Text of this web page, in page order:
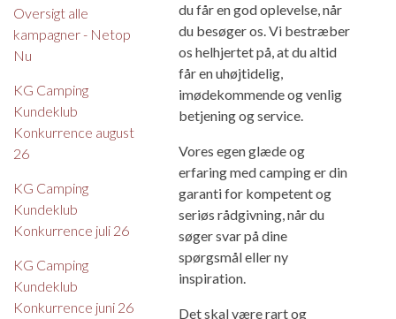
Oversigt alle
kampagner - Netop
Nu
KG Camping
Kundeklub
Konkurrence august
26
KG Camping
Kundeklub
Konkurrence juli 26
KG Camping
Kundeklub
Konkurrence juni 26
du får en god oplevelse, når
du besøger os. Vi bestræber
os helhjertet på, at du altid
får en uhøjtidelig,
imødekommende og venlig
betjening og service.
Vores egen glæde og
erfaring med camping er din
garanti for kompetent og
seriøs rådgivning, når du
søger svar på dine
spørgsmål eller ny
inspiration.
Det skal være rart og